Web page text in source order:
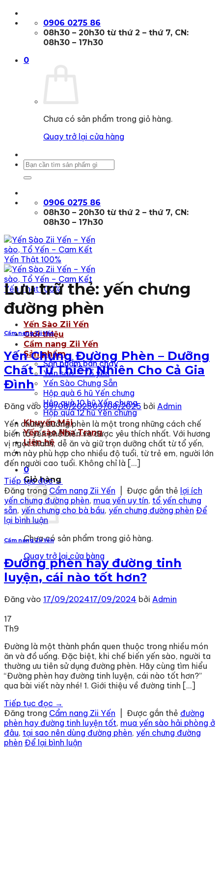
qua
0906 0275 86
08h30 – 20h30 từ thứ 2 – thứ 7, CN:
08h30 – 17h30
0
Chưa có sản phẩm trong giỏ hàng.
Quay trở lại cửa hàng
Tìm
0906 0275 86
08h30 – 20h30 từ thứ 2 – thứ 7, CN:
08h30 – 17h30
Yến Sào Zii Yến
Giới thiệu
Cẩm nang Zii Yến
Sản phẩm
Sản phẩm bán chạy
Yến sào – Tổ yến
Yến Sào Chưng Sẵn
Hộp quà 6 hũ Yến chưng
Hộp quà 10 hũ Yến chưng
Hộp quà 12 hũ Yến chưng
Khuyến Mãi
Yến sào Nha Trang
Liên hệ
0
Giỏ hàng
Chưa có sản phẩm trong giỏ hàng.
Quay trở lại cửa hàng
Lưu trữ thẻ: yến chưng
đường phèn
Cẩm nang Zii Yến
Yến Chưng Đường Phèn – Dưỡng
Chất Từ Thiên Nhiên Cho Cả Gia
Đình
Đăng vào 09/08/202509/08/2025 bởi Admin
Yến chưng đường phèn là một trong những cách chế
biến tổ yến phổ biến và được yêu thích nhất. Với hương
vị ngọt thanh, dễ ăn và giữ trọn dưỡng chất từ tổ yến,
món này phù hợp cho nhiều độ tuổi, từ trẻ em, người lớn
đến người cao tuổi. Không chỉ là […]
Tiếp tục đọc→
Đăng trong Cẩm nang Zii Yến Được gắn thẻ lợi ích
yến chưng đường phèn, mua yến uy tín, tổ yến chưng
sẵn, yến chưng cho bà bầu, yến chưng đường phèn Để
lại bình luận
Cẩm nang Zii Yến
Đường phèn hay đường tinh
luyện, cái nào tốt hơn?
Đăng vào 17/09/202417/09/2024 bởi Admin
17
Th9
Đường là một thành phần quen thuộc trong nhiều món
ăn và đồ uống. Đặc biệt, khi chế biến yến sào, người ta
thường ưu tiên sử dụng đường phèn. Hãy cùng tìm hiểu
“Đường phèn hay đường tinh luyện, cái nào tốt hơn?”
qua bài viết này nhé! 1. Giới thiệu về đường tinh […]
Tiếp tục đọc →
Đăng trong Cẩm nang Zii Yến Được gắn thẻ đường
phèn hay đường tinh luyện tốt, mua yến sào hải phòng ở
đâu, tại sao nên dùng đường phèn, yến chưng đường
phèn Để lại bình luận